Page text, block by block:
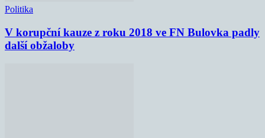
Politika
V korupční kauze z roku 2018 ve FN Bulovka padly
další obžaloby